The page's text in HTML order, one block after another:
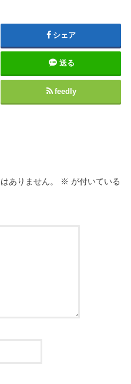
シェア
送る
feedly
ありません。 ※ が付いている